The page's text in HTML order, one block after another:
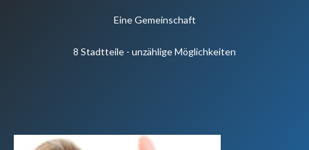
Eine Gemeinschaft
8 Stadtteile - unzählige Möglichkeiten